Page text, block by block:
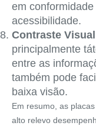
em
acessibilidade.
Contraste Visual
principalmente
entre as
também pode
baixa visão.
Em resumo, as
alto relevo